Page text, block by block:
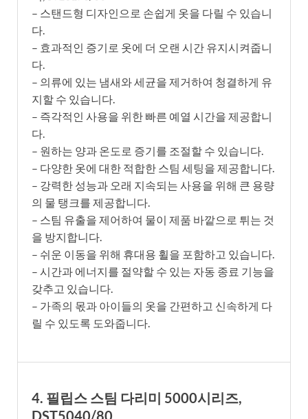
– 스탠드형 디자인으로 손쉽게 옷을 다릴 수 있습니
다.
– 효과적인 증기로 옷에 더 오랜 시간 유지시켜줍니
다.
– 의류에 있는 냄새와 세균을 제거하여 청결하게 유
지할 수 있습니다.
– 즉각적인 사용을 위한 빠른 예열 시간을 제공합니
다.
– 원하는 양과 온도로 증기를 조절할 수 있습니다.
– 다양한 옷에 대한 적합한 스팀 세팅을 제공합니다.
– 강력한 성능과 오래 지속되는 사용을 위해 큰 용량
의 물 탱크를 제공합니다.
– 스팀 유출을 제어하여 물이 제품 바깥으로 튀는 것
을 방지합니다.
– 쉬운 이동을 위해 휴대용 휠을 포함하고 있습니다.
– 시간과 에너지를 절약할 수 있는 자동 종료 기능을
갖추고 있습니다.
– 가족의 몫과 아이들의 옷을 간편하고 신속하게 다
릴 수 있도록 도와줍니다.
4. 필립스 스팀 다리미 5000시리즈,
DST5040/80